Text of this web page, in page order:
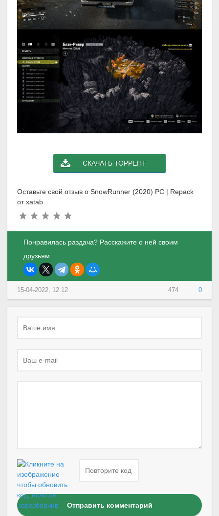
СКАЧАТЬ ТОРРЕНТ
Оставьте свой отзыв о SnowRunner (2020) PC | Repack
от xatab
Понравилась раздача? Расскажите о ней своим
друзьям:
474 0
15-04-2022, 12:12
Отправить комментарий